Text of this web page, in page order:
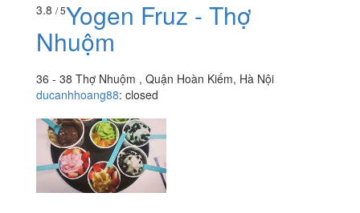
3.8 / 5Yogen Fruz - Thợ
Nhuộm
36 - 38 Thợ Nhuộm , Quận Hoàn Kiếm, Hà Nội
ducanhhoang88: closed